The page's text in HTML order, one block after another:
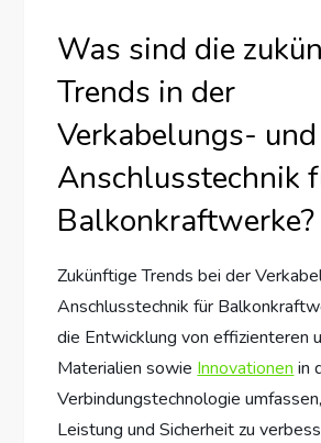
Was sind die
Trends in der
Verkabelungs- und
Anschlusstechnik
Balkonkraftwerke?
Zukünftige Trends bei der
Anschlusstechnik für
die Entwicklung von effizienteren
Materialien sowie Innovationen in
Verbindungstechnologie
Leistung und Sicherheit zu